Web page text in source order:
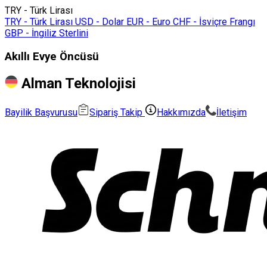
TRY - Türk Lirası
TRY - Türk Lirası USD - Dolar EUR - Euro CHF - İsviçre Frangı
GBP - İngiliz Sterlini
Akıllı Evye Öncüsü
Alman Teknolojisi
Bayilik Başvurusu Sipariş Takip Hakkımızda İletişim